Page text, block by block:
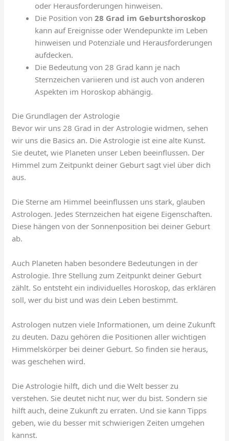
oder Herausforderungen hinweisen.
Die Position von28 Grad im Geburtshoroskop
kann auf Ereignisse oder Wendepunkte im Leben
hinweisen und Potenziale und Herausforderungen
aufdecken.
Die Bedeutung von 28 Grad kann je nach
Sternzeichen variieren und ist auch von anderen
Aspekten im Horoskop abhängig.
Die Grundlagen der Astrologie
Bevor wir uns 28 Grad in der Astrologie widmen, sehen
wir uns die Basics an. Die Astrologie ist eine alte Kunst.
Sie deutet, wie Planeten unser Leben beeinflussen. Der
Himmel zum Zeitpunkt deiner Geburt sagt viel über dich
aus.
Die Sterne am Himmel beeinflussen uns stark, glauben
Astrologen. Jedes Sternzeichen hat eigene Eigenschaften.
Diese hängen von der Sonnenposition bei deiner Geburt
ab.
Auch Planeten haben besondere Bedeutungen in der
Astrologie. Ihre Stellung zum Zeitpunkt deiner Geburt
zählt. So entsteht ein individuelles Horoskop, das erklären
soll, wer du bist und was dein Leben bestimmt.
Astrologen nutzen viele Informationen, um deine Zukunft
zu deuten. Dazu gehören die Positionen aller wichtigen
Himmelskörper bei deiner Geburt. So finden sie heraus,
was geschehen wird.
Die Astrologie hilft, dich und die Welt besser zu
verstehen. Sie deutet nicht nur, wer du bist. Sondern sie
hilft auch, deine Zukunft zu erraten. Und sie kann Tipps
geben, wie du besser mit schwierigen Zeiten umgehen
kannst.